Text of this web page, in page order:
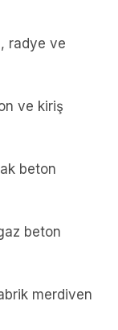
radye ve
ve kiriş
beton
beton
merdiven